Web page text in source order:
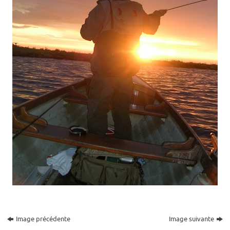
Image précédente Image suivante